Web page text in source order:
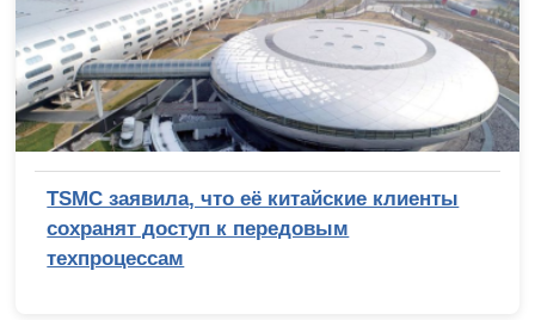
TSMC заявила, что её китайские клиенты
сохранят доступ к передовым
техпроцессам